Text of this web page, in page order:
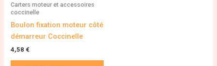
Carters moteur et accessoires
coccinelle
Boulon fixation moteur côté
démarreur Coccinelle
4,58 €